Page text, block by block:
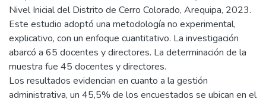
Nivel Inicial del Distrito de Cerro Colorado, Arequipa, 2023.
Este estudio adoptó una metodología no experimental,
explicativo, con un enfoque cuantitativo. La investigación
abarcó a 65 docentes y directores. La determinación de la
muestra fue 45 docentes y directores.
Los resultados evidencian en cuanto a la gestión
administrativa, un 45,5% de los encuestados se ubican en el